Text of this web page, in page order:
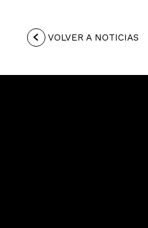
VOLVER A NOTICIAS